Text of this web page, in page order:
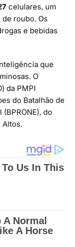
celulares, um
roubo. Os
e bebidas
que
O
da PMPI
do Batalhão de
do
Altos.